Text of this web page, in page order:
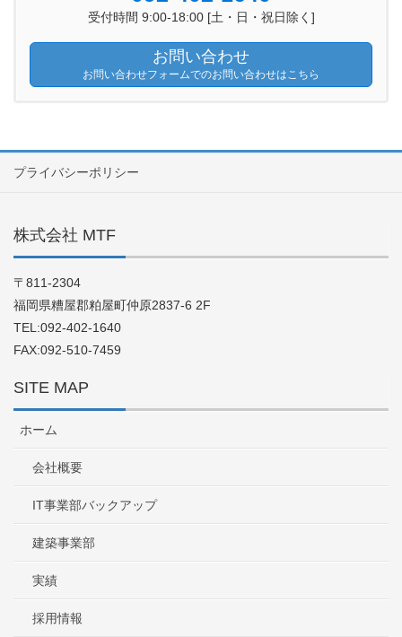
受付時間 9:00-18:00 [土・日・祝日除く]
お問い合わせ
お問い合わせフォームでのお問い合わせはこちら
プライバシーポリシー
株式会社 MTF
〒811-2304
福岡県糟屋郡粕屋町仲原2837-6 2F
TEL:092-402-1640
FAX:092-510-7459
SITE MAP
ホーム
会社概要
IT事業部バックアップ
建築事業部
実績
採用情報